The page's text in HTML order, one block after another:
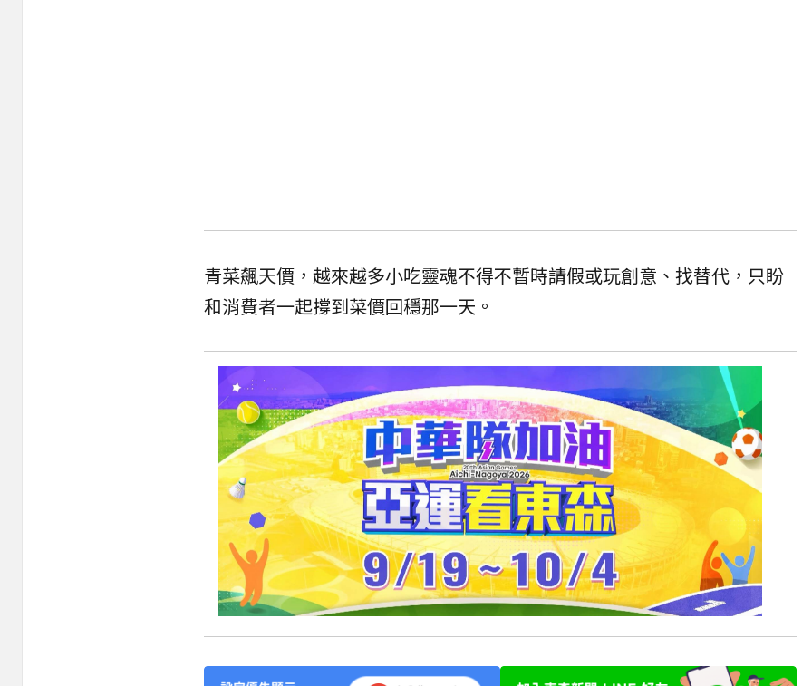
青菜飆天價，越來越多小吃靈魂不得不暫時請假或玩創意、找替代，只盼
和消費者一起撐到菜價回穩那一天。